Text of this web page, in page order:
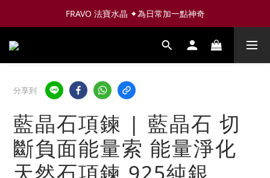
FRAVO 法寶水晶 ✦為日常加一點神奇
分享到
藍晶石項鍊 | 藍晶石 切
斷負面能量索 能量淨化